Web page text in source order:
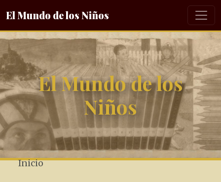
El Mundo de los Niños
El Mundo de los
Niños
Inicio